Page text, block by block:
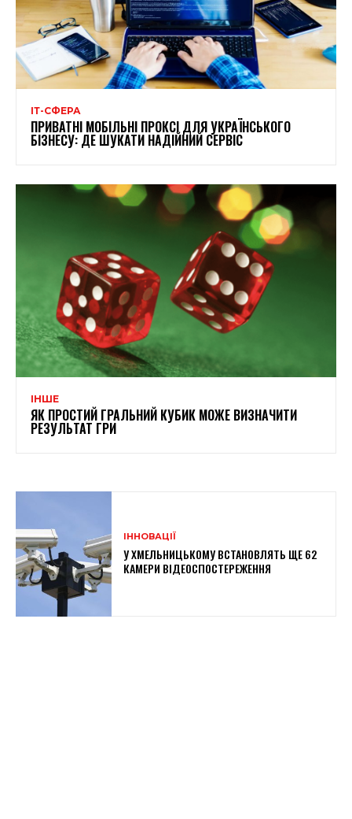
ІТ-СФЕРА
ПРИВАТНІ МОБІЛЬНІ ПРОКСІ ДЛЯ УКРАЇНСЬКОГО
БІЗНЕСУ: ДЕ ШУКАТИ НАДІЙНИЙ СЕРВІС
ІНШЕ
ЯК ПРОСТИЙ ГРАЛЬНИЙ КУБИК МОЖЕ ВИЗНАЧИТИ
РЕЗУЛЬТАТ ГРИ
ІННОВАЦІЇ
У ХМЕЛЬНИЦЬКОМУ ВСТАНОВЛЯТЬ ЩЕ 62
КАМЕРИ ВІДЕОСПОСТЕРЕЖЕННЯ